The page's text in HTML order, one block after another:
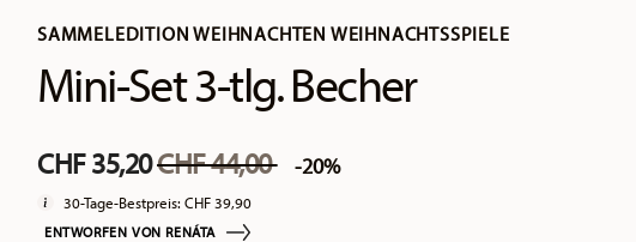
SAMMELEDITION WEIHNACHTEN WEIHNACHTSSPIELE
Mini-Set 3-tlg. Becher
CHF 35,20Price reduced from
CHF 44,00to-20%
30-Tage-Bestpreis:CHF 39,90
ENTWORFEN VON RENÁTA